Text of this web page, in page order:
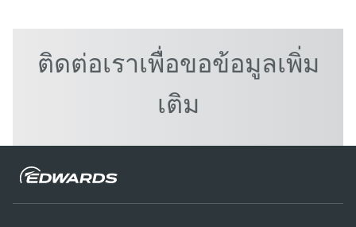
ติดต่อเราเพื่อขอข้อมูลเพิ่ม
เติม